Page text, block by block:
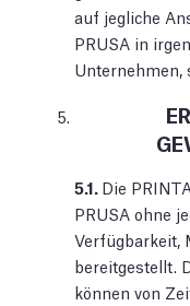
auf jegliche
PRUSA in
Unternehmen,
5.1. Die
PRUSA ohne
Verfügbarkeit,
bereitgestellt.
können von